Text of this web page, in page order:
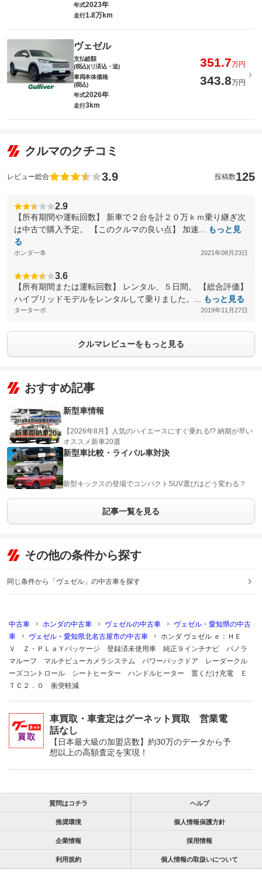
年式2023年
走行1.8万km
ヴェゼル
支払総額
(税込)(リ済込・追)
351.7万円
車両本体価格
(税込)
343.8万円
年式2026年
走行3km
クルマのクチコミ
レビュー総合 3.9 投稿数125
2.9
【所有期間や運転回数】 新車で２台を計２０万ｋｍ乗り継ぎ次
は中古で購入予定。 【このクルマの良い点】 加速...
もっと見
る
ホンダ一本 2021年08月23日
3.6
【所有期間または運転回数】 レンタル、５日間。 【総合評価】
ハイブリッドモデルをレンタルして乗りました。...
もっと見る
ターターボ 2019年11月27日
クルマレビューをもっと見る
おすすめ記事
新型車情報
【2026年8月】人気のハイエースにすぐ乗れる!? 納期が早い
オススメ新車20選
新型車比較・ライバル車対決
新型キックスの登場でコンパクトSUV選びはどう変わる？
記事一覧を見る
その他の条件から探す
同じ条件から「ヴェゼル」の中古車を探す
中古車 ホンダの中古車 ヴェゼルの中古車
ヴェゼル・愛知県の中古
車
ヴェゼル・愛知県北名古屋市の中古車
ホンダ ヴェゼル ｅ：ＨＥ
Ｖ Ｚ・ＰＬａＹパッケージ 登録済未使用車 純正９インチナビ パノラ
マルーフ マルチビューカメラシステム パワーバックドア レーダークル
ーズコントロール シートヒーター ハンドルヒーター 置くだけ充電 Ｅ
ＴＣ２．０ 衝突軽減
車買取・車査定はグーネット買取 営業電
話なし
【日本最大級の加盟店数】約30万のデータから予
想以上の高額査定を実現！
質問はコチラ ヘルプ
推奨環境 個人情報保護方針
企業情報 採用情報
利用規約 個人情報の取扱いについて